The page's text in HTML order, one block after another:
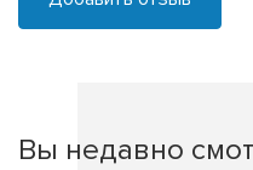
Вы недавно